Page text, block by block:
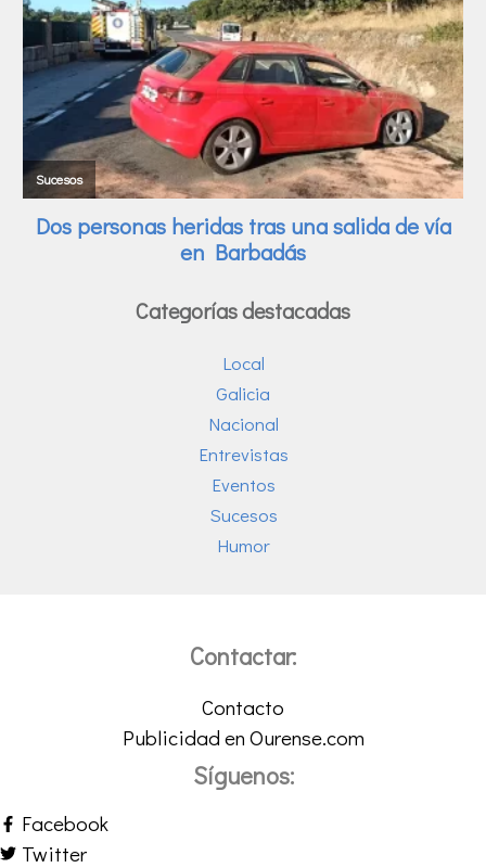
Categorías destacadas
Local
Galicia
Nacional
Entrevistas
Eventos
Sucesos
Humor
Contactar:
Contacto
Publicidad en Ourense.com
Síguenos:
Facebook
Twitter